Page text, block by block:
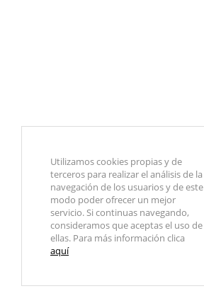
Utilizamos cookies propias y de
terceros para realizar el análisis de la
navegación de los usuarios y de este
modo poder ofrecer un mejor
servicio. Si continuas navegando,
consideramos que aceptas el uso de
ellas. Para más información clica
aquí